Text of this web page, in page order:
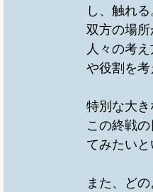
し、触れる
双方の場
人々の考
や役割を
特別な大
この終戦
てみたいと
また、ど